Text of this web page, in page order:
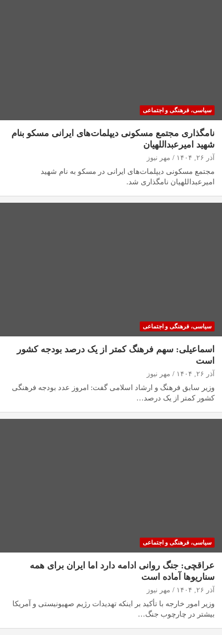
سیاسی، فرهنگی و اجتماعی
نامگذاری مجتمع مسکونی دیپلمات‌های ایرانی مسکو بنام
شهید امیرعبداللهیان
آذر ۲۶, ۱۴۰۴ مهر نیوز
مجتمع مسکونی دیپلمات‌های ایرانی در مسکو به نام شهید
امیرعبداللهیان نامگذاری شد.
سیاسی، فرهنگی و اجتماعی
اسماعیلی: سهم فرهنگ کمتر از یک درصد بودجه کشور
است
آذر ۲۶, ۱۴۰۴ مهر نیوز
وزیر سابق فرهنگ و ارشاد اسلامی گفت: امروز عدد بودجه فرهنگی
کشور کمتر از یک درصد…
سیاسی، فرهنگی و اجتماعی
عراقچی: جنگ روانی ادامه دارد اما ایران برای همه
سناریوها آماده است
آذر ۲۶, ۱۴۰۴ مهر نیوز
وزیر امور خارجه با تأکید بر اینکه تهدیدات رژیم صهیونیستی و آمریکا
بیشتر در چارچوب جنگ…